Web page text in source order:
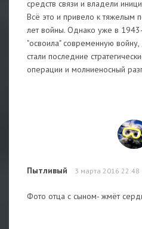
средств связи и владели
Всё это и привело к тяжелым
лет войны. Однако уже в
"освоила" современную
стали последние
операции и молниеносный
Пытливый 3 марта 2016 22:48
Фото отца с сыном- жмёт